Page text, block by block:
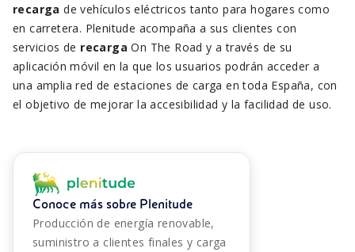
recargade vehículos eléctricos tanto para hogares como
en carretera. Plenitude acompaña a sus clientes con
servicios de recarga On The Road y a través de su
aplicación móvil en la que los usuarios podrán acceder a
una amplia red de estaciones de carga en toda España, con
el objetivo de mejorar la accesibilidad y la facilidad de uso.
Conoce más sobre Plenitude
Producción de energía renovable,
suministro a clientes finales y carga